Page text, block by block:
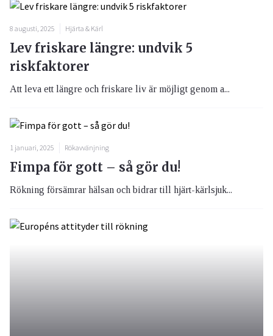
8 augusti, 2025 Hjärta & Kärl
Lev friskare längre: undvik 5
riskfaktorer
Att leva ett längre och friskare liv är möjligt genom a...
1 januari, 2025 Rökavvänjning
Fimpa för gott – så gör du!
Rökning försämrar hälsan och bidrar till hjärt-kärlsjuk...